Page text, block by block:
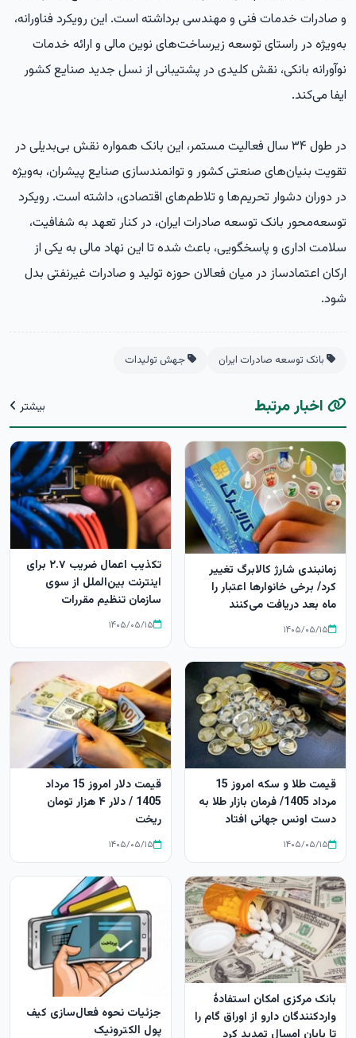
و صادرات خدمات فنی و مهندسی برداشته است. این رویکرد فناورانه،
به‌ویژه در راستای توسعه زیرساخت‌های نوین مالی و ارائه خدمات
نوآورانه بانکی، نقش کلیدی در پشتیبانی از نسل جدید صنایع کشور
ایفا می‌کند.
در طول ۳۴ سال فعالیت مستمر، این بانک همواره نقش بی‌بدیلی در
تقویت بنیان‌های صنعتی کشور و توانمندسازی صنایع پیشران، به‌ویژه
در دوران دشوار تحریم‌ها و تلاطم‌های اقتصادی، داشته است. رویکرد
توسعه‌محور بانک توسعه صادرات ایران، در کنار تعهد به شفافیت،
سلامت اداری و پاسخگویی، باعث شده تا این نهاد مالی به یکی از
ارکان اعتمادساز در میان فعالان حوزه تولید و صادرات غیرنفتی بدل
شود.
بانک توسعه صادرات ایران جهش تولیدات
اخبار مرتبط بیشتر
زمانبندی شارژ کالابرگ تغییر
کرد/ برخی خانوارها اعتبار را
ماه بعد دریافت می‌کنند
۱۴۰۵/۰۵/۱۵
تکذیب اعمال ضریب ۲.۷ برای
اینترنت بین‌الملل از سوی
سازمان تنظیم مقررات
۱۴۰۵/۰۵/۱۵
قیمت طلا و سکه امروز 15
مرداد 1405/ فرمان بازار طلا به
دست اونس جهانی افتاد
۱۴۰۵/۰۵/۱۵
قیمت دلار امروز 15 مرداد
1405 / دلار ۴ هزار تومان
ریخت
۱۴۰۵/۰۵/۱۵
بانک مرکزی امکان استفادۀ
واردکنندگان دارو از اوراق گام را
جزئیات نحوه فعال‌سازی کیف
پول الکترونیک